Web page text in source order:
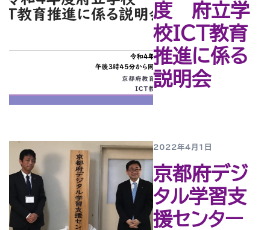
度 府立学
校ICT教育
推進に係る
説明会
2022年4月1日
京都府デジ
タル学習支
援センター